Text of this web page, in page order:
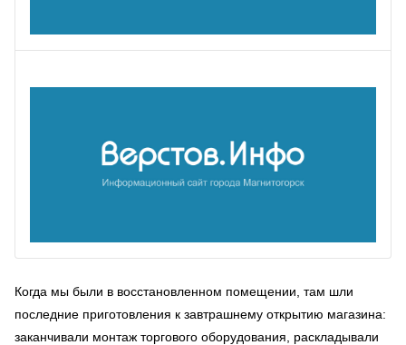
Когда мы были в восстановленном помещении, там шли
последние приготовления к завтрашнему открытию магазина:
заканчивали монтаж торгового оборудования, раскладывали